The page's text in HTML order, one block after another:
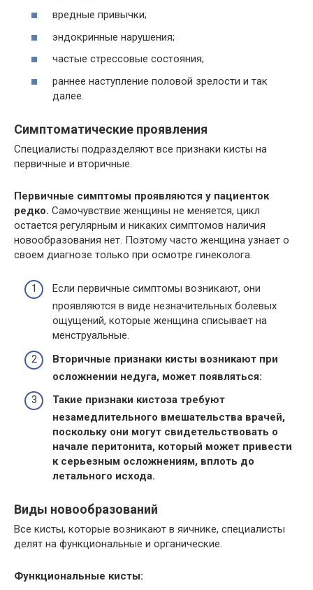
вредные привычки;
эндокринные нарушения;
частые стрессовые состояния;
раннее наступление половой зрелости и так
далее.
Симптоматические проявления
Специалисты подразделяют все признаки кисты на
первичные и вторичные.
Первичные симптомы проявляются у пациенток
редко. Самочувствие женщины не меняется, цикл
остается регулярным и никаких симптомов наличия
новообразования нет. Поэтому часто женщина узнает о
своем диагнозе только при осмотре гинеколога.
Если первичные симптомы возникают, они
проявляются в виде незначительных болевых
ощущений, которые женщина списывает на
менструальные.
Вторичные признаки кисты возникают при
осложнении недуга, может появляться:
Такие признаки кистоза требуют
незамедлительного вмешательства врачей,
поскольку они могут свидетельствовать о
начале перитонита, который может привести
к серьезным осложнениям, вплоть до
летального исхода.
Виды новообразований
Все кисты, которые возникают в яичнике, специалисты
делят на функциональные и органические.
Функциональные кисты: